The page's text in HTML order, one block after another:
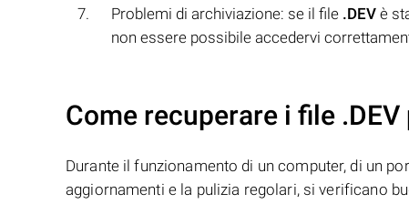
Problemi di archiviazione: se il file .DEV è
non essere possibile accedervi
Come recuperare i file .DEV
Durante il funzionamento di un computer, di un
aggiornamenti e la pulizia regolari, si verificano